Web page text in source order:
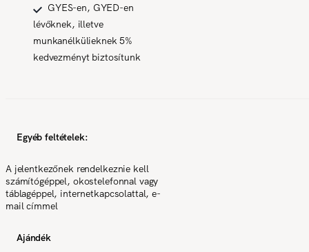
GYES-en, GYED-en
lévőknek, illetve
munkanélkülieknek 5%
kedvezményt biztosítunk
Egyéb feltételek:
A jelentkezőnek rendelkeznie kell
számítógéppel, okostelefonnal vagy
táblagéppel, internetkapcsolattal, e-
mail címmel
Ajándék